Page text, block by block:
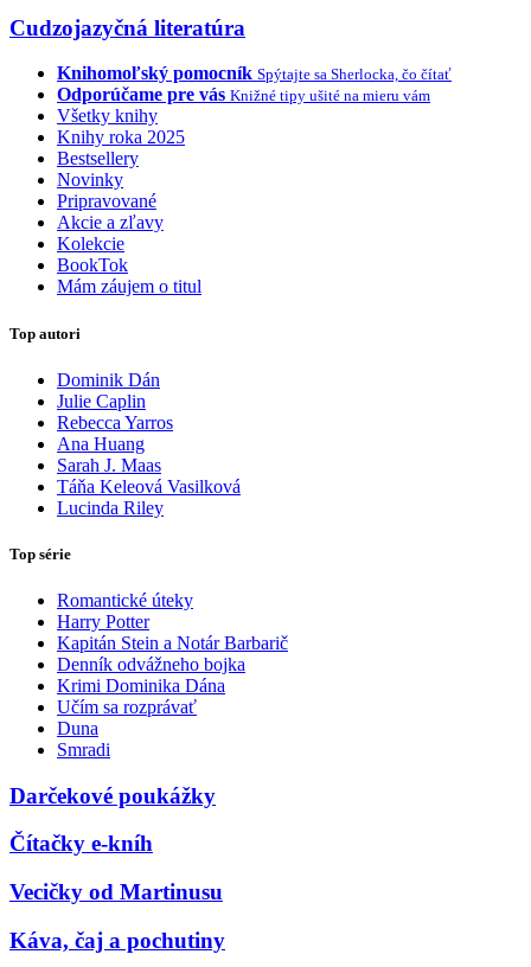
Cudzojazyčná literatúra
Knihomoľský pomocník Spýtajte sa Sherlocka, čo čítať
Odporúčame pre vás Knižné tipy ušité na mieru vám
Všetky knihy
Knihy roka 2025
Bestsellery
Novinky
Pripravované
Akcie a zľavy
Kolekcie
BookTok
Mám záujem o titul
Top autori
Dominik Dán
Julie Caplin
Rebecca Yarros
Ana Huang
Sarah J. Maas
Táňa Keleová Vasilková
Lucinda Riley
Top série
Romantické úteky
Harry Potter
Kapitán Stein a Notár Barbarič
Denník odvážneho bojka
Krimi Dominika Dána
Učím sa rozprávať
Duna
Smradi
Darčekové poukážky
Čítačky e-kníh
Vecičky od Martinusu
Káva, čaj a pochutiny